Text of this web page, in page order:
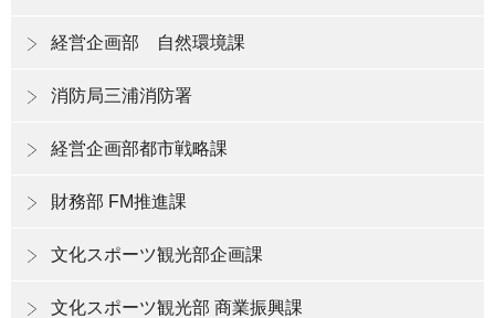
経営企画部 自然環境課
消防局三浦消防署
経営企画部都市戦略課
財務部 FM推進課
文化スポーツ観光部企画課
文化スポーツ観光部 商業振興課